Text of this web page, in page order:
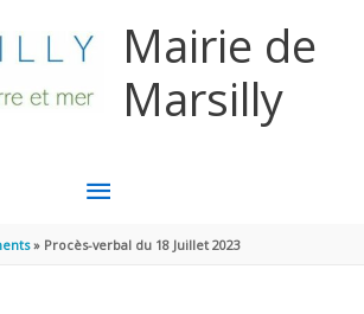
Mairie de
Marsilly
MENU
PRINCIPAL
Procès-verbal du 18 Juillet 2023